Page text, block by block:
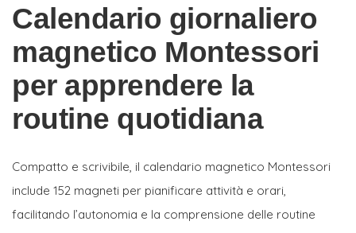
Calendario giornaliero
magnetico Montessori
per apprendere la
routine quotidiana
Compatto e scrivibile, il calendario magnetico Montessori
include 152 magneti per pianificare attività e orari,
facilitando l’autonomia e la comprensione delle routine